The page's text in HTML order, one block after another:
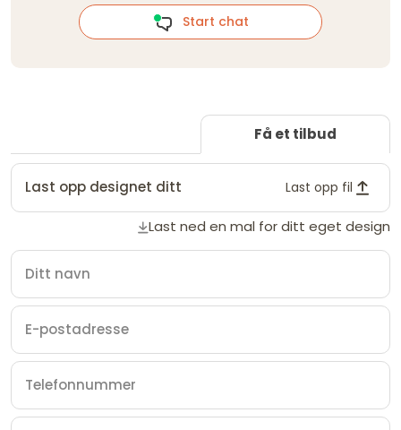
Start chat
Få et tilbud
Last opp designet ditt Last opp fil
Last ned en mal for ditt eget design